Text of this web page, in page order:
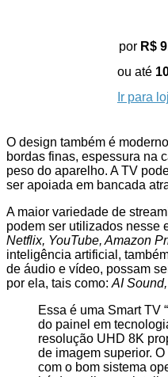
por R$
ou até
Ir para
O design também é
bordas finas, espessura na
peso do aparelho. A TV
ser apoiada em bancada
A maior variedade de
podem ser utilizados nesse
Netflix, YouTube, Amazon
inteligência artificial,
de áudio e vídeo, possam
por ela, tais como: AI
Essa é uma Smart TV
do painel em
resolução UHD 8K
de imagem superior.
com o bom sistema